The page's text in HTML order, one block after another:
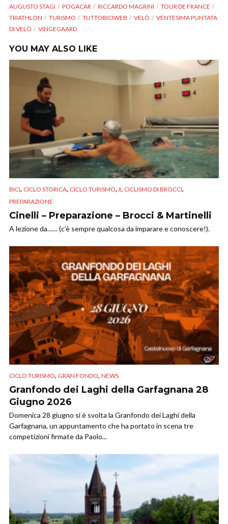
AUGUSTO STAGI
POGACAR RICCARDO MAGRINI
TOUR DE FRANCE
TRIATHLON
TURISMO TUTTOBICIWEB VELÒ
VENTESIMA PUNTATA
DI VELÒ
VINGEGAARD
YOU MAY ALSO LIKE
BICI, CICLO STORICA, CICLO TURISMO, IL CICLISMO DI BROCCI,
PREPARAZIONE
Cinelli – Preparazione – Brocci & Martinelli
A lezione da…… (c’è sempre qualcosa da imparare e conoscere!).
CICLO TURISMO, GRAN FONDO, NEWS
Granfondo dei Laghi della Garfagnana 28
Giugno 2026
Domenica 28 giugno si è svolta la Granfondo dei Laghi della
Garfagnana, un appuntamento che ha portato in scena tre
competizioni firmate da Paolo...